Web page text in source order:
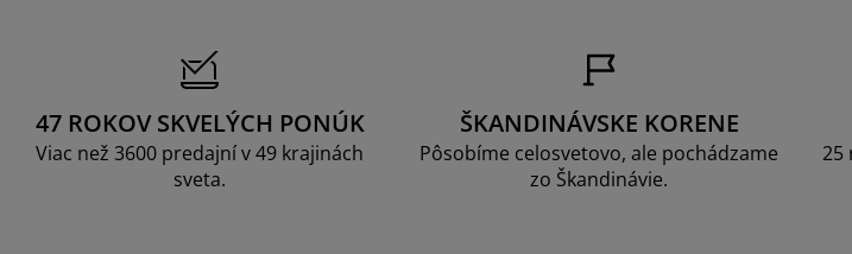
47 ROKOV SKVELÝCH PONÚK
Viac než 3600 predajní v 49 krajinách
sveta.
ŠKANDINÁVSKE KORENE
Pôsobíme celosvetovo, ale pochádzame
zo Škandinávie.
25